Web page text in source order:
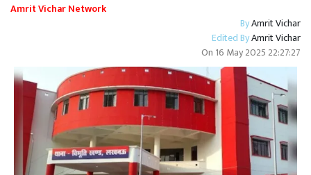
Amrit Vichar Network
ByAmrit Vichar
Edited ByAmrit Vichar
On 16 May 2025 22:27:27